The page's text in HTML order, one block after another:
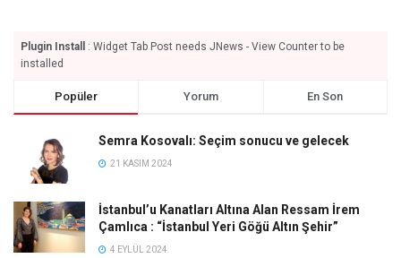
Plugin Install
: Widget Tab Post needs JNews - View Counter to be
installed
Popüler Yorum En Son
Semra Kosovalı: Seçim sonucu ve gelecek
21 KASIM 2024
İstanbul’u Kanatları Altına Alan Ressam İrem
Çamlıca : “İstanbul Yeri Göğü Altın Şehir”
4 EYLÜL 2024